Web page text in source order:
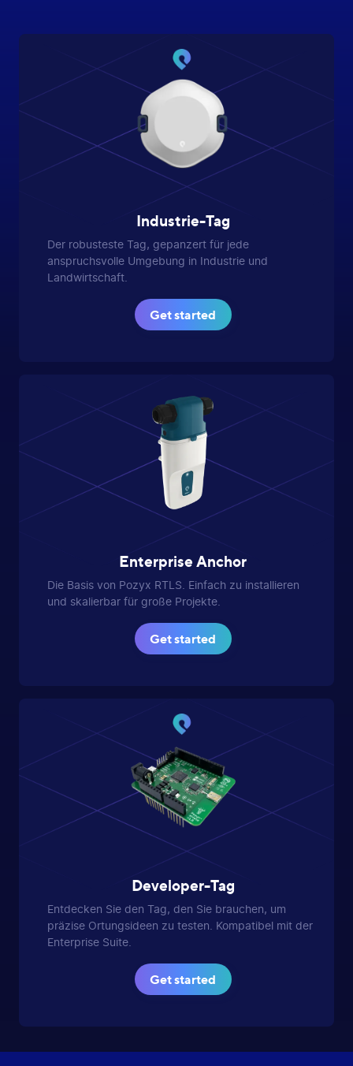
Industrie-Tag
Der robusteste Tag, gepanzert für jede
anspruchsvolle Umgebung in Industrie und
Landwirtschaft.
Get started
Enterprise Anchor
Die Basis von Pozyx RTLS. Einfach zu installieren
und skalierbar für große Projekte.
Get started
Developer-Tag
Entdecken Sie den Tag, den Sie brauchen, um
präzise Ortungsideen zu testen. Kompatibel mit der
Enterprise Suite.
Get started